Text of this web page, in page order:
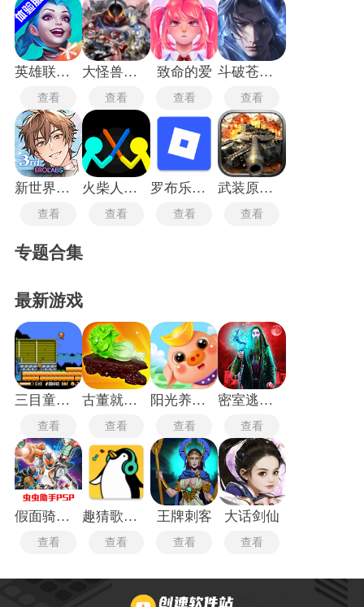
英雄联盟手游体验服
查看
大怪兽格斗dx
查看
致命的爱
查看
斗破苍穹三年之约
查看
新世界狂欢最新版
查看
火柴人对决无广告版
查看
罗布乐思roblox国际服
查看
武装原型最新版
查看
专题合集
最新游戏
三目童子手机版
查看
古董就是玩儿免广告版
查看
阳光养猪场免广告版
查看
密室逃脱21
查看
假面骑士巅峰英雄中文版
查看
趣猜歌达人
查看
王牌刺客
查看
大话剑仙
查看